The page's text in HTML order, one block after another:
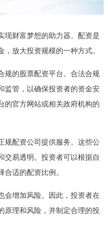
现财富梦想的助力器。配资是
放大投资规模的一种方式。
规的股票配资平台。合法合规
监管，以确保投资者的资金安
的官方网站或相关政府机构的
规配资公司提供服务。这些公
交易透明。投资者可以根据自
适的配资比例。
会增加风险。因此，投资者在
原理和风险，并制定合理的投